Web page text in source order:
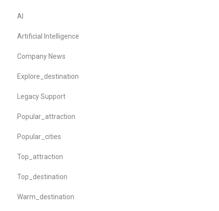
AI
Artificial Intelligence
Company News
Explore_destination
Legacy Support
Popular_attraction
Popular_cities
Top_attraction
Top_destination
Warm_destination